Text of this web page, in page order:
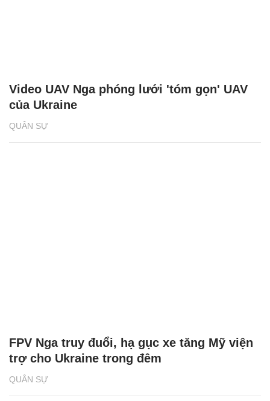
QUÂN SỰ
Video UAV Nga phóng lưới 'tóm gọn' UAV
của Ukraine
QUÂN SỰ
FPV Nga truy đuổi, hạ gục xe tăng Mỹ viện
trợ cho Ukraine trong đêm